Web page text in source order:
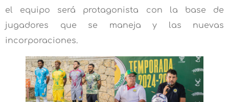
el equipo será protagonista con la base de
jugadores que se maneja y las nuevas
incorporaciones.